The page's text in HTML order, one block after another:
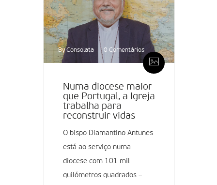
By Consolata 0 Comentários
Numa diocese maior
que Portugal, a Igreja
trabalha para
reconstruir vidas
O bispo Diamantino Antunes
está ao serviço numa
diocese com 101 mil
quilómetros quadrados –